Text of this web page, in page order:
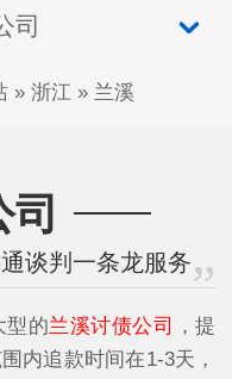
司
» 浙江» 兰溪
谈判一条龙服务
型的兰溪讨债公司
，提
内追款时间在1-3天，